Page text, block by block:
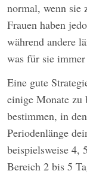
normal, wenn sie
Frauen haben
während andere
was für sie
Eine gute
einige Monate zu
bestimmen, in
Periodenlänge
beispielsweise 4,
Bereich 2 bis 5